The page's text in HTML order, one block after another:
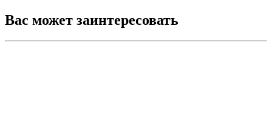
Вас может заинтересовать